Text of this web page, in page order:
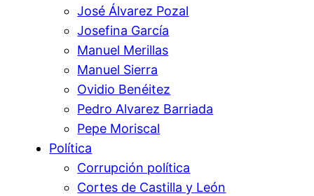
José Álvarez Pozal
Josefina García
Manuel Merillas
Manuel Sierra
Ovidio Benéitez
Pedro Alvarez Barriada
Pepe Moriscal
Política
Corrupción política
Cortes de Castilla y León